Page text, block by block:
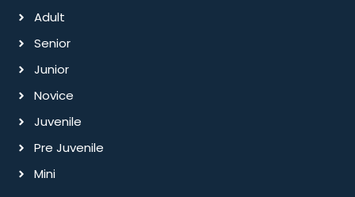
Adult
Senior
Junior
Novice
Juvenile
Pre Juvenile
Mini